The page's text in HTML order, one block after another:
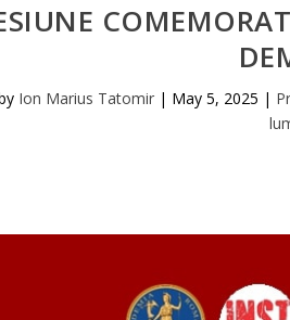
Ion Marius Tatomir| May 5, 2025 |